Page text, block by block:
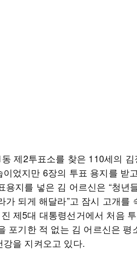
제2투표소를 찾은 110세의
었지만 6장의 투표 용지를 받
용지를 넣은 김 어르신은 “청년
가 되게 해달라”고 잠시 고개를
제5대 대통령선거에서 처음
포기한 적 없는 김 어르신은 평
을 지켜오고 있다.